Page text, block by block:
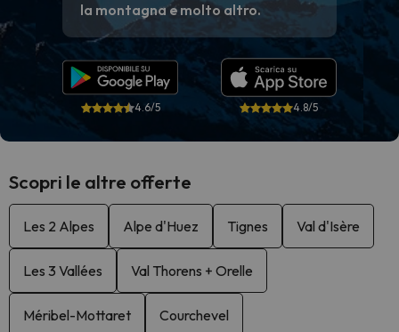
la montagna e molto altro.
4.6/5 4.8/5
Scopri le altre offerte
Les 2 Alpes Alpe d'Huez Tignes Val d'Isère
Les 3 Vallées Val Thorens + Orelle
Méribel-Mottaret Courchevel